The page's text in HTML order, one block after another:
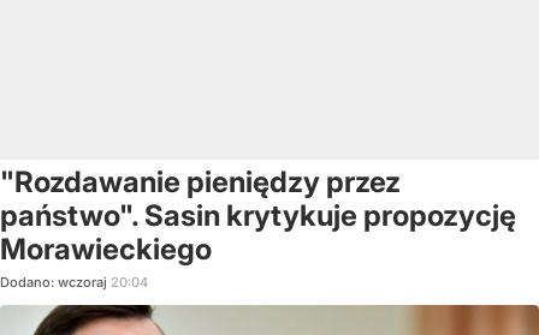
"Rozdawanie pieniędzy przez
państwo". Sasin krytykuje propozycję
Morawieckiego
Dodano: wczoraj 20:04